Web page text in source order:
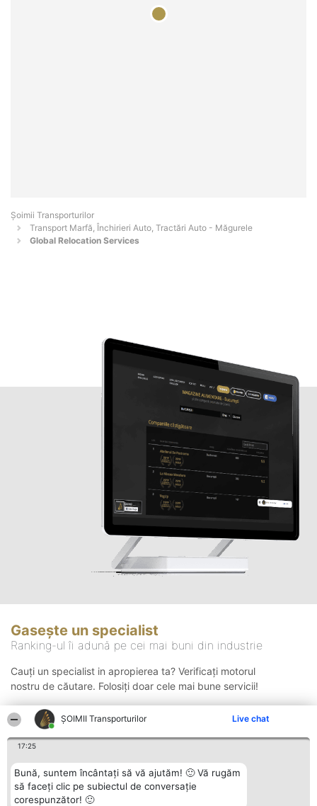
ȘOIMII Transporturilor Live chat
17:25
Bună, suntem încântați să vă ajutăm! 🙂 Vă rugăm
să faceți clic pe subiectul de conversație
corespunzător! 🙂
Șoimii Transporturilor
Transport Marfă, Închirieri Auto, Tractări Auto - Măgurele
Global Relocation Services
Gasește un specialist
Ranking-ul îi adună pe cei mai buni din industrie
Cauți un specialist in apropierea ta? Verificați motorul
nostru de căutare. Folosiți doar cele mai bune servicii!